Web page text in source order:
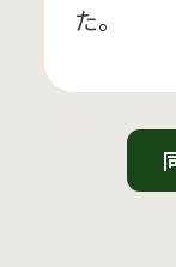
た。